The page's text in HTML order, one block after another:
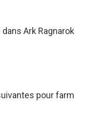
Ark Ragnarok
pour farm